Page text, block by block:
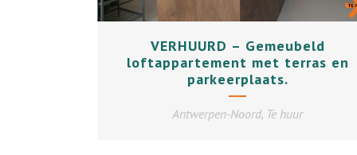
VERHUURD – Gemeubeld
loftappartement met terras en
parkeerplaats.
Antwerpen-Noord, Te huur